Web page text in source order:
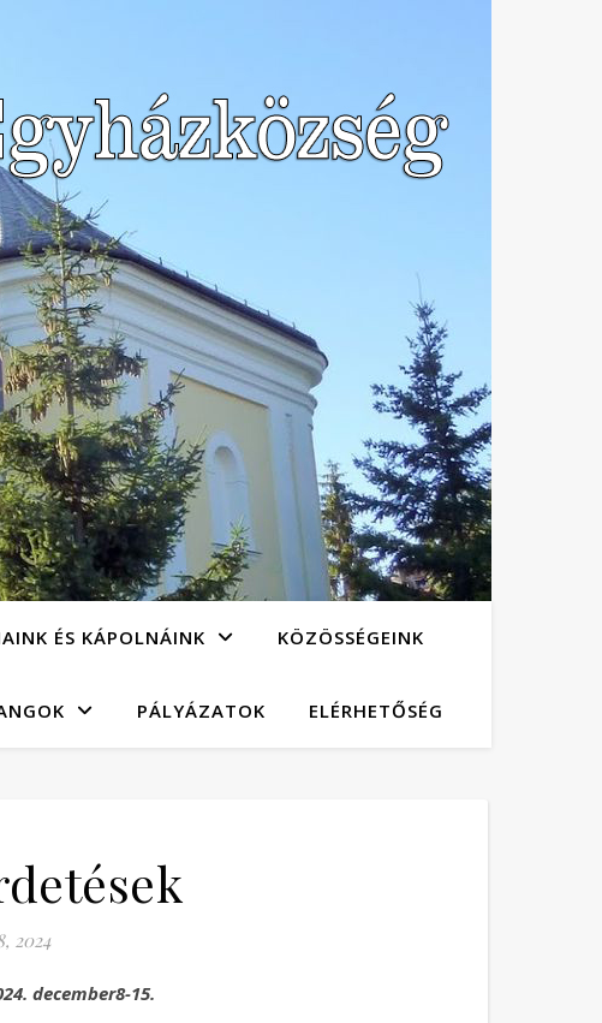
ÉS KÁPOLNÁINK KÖZÖSSÉGEINK
PÁLYÁZATOK ELÉRHETŐSÉG
2024
december8-15.